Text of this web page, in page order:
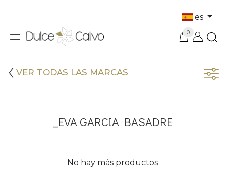
es
0
VER TODAS LAS MARCAS
_EVA GARCIA BASADRE
No hay más productos